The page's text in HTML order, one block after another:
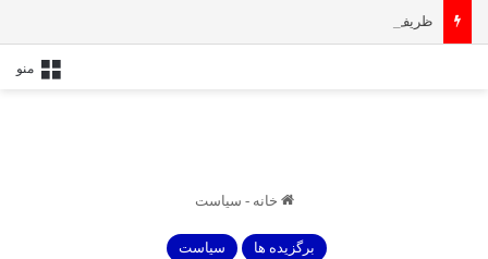
ظریف از دولت پزشکیان خداحافظی کرد
منو
خانه - سیاست
برگزیده ها سیاست